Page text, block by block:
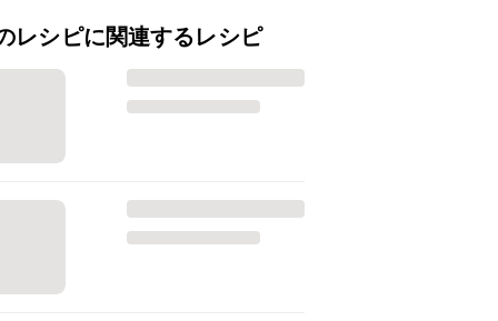
レシピに関連するレシピ